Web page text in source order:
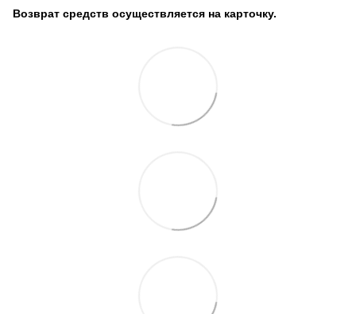
Возврат средств осуществляется на карточку.